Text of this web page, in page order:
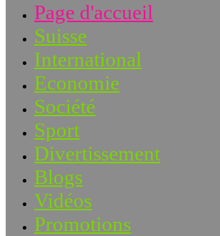
Page d'accueil
Suisse
International
Economie
Société
Sport
Divertissement
Blogs
Vidéos
Promotions